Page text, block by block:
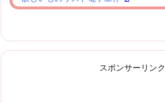
スポンサーリンク